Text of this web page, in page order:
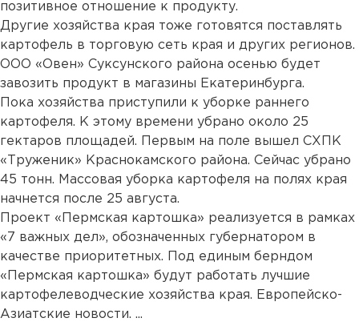
позитивное отношение к продукту.
Другие хозяйства края тоже готовятся поставлять
картофель в торговую сеть края и других регионов.
ООО «Овен» Суксунского района осенью будет
завозить продукт в магазины Екатеринбурга.
Пока хозяйства приступили к уборке раннего
картофеля. К этому времени убрано около 25
гектаров площадей. Первым на поле вышел СХПК
«Труженик» Краснокамского района. Сейчас убрано
45 тонн. Массовая уборка картофеля на полях края
начнется после 25 августа.
Проект «Пермская картошка» реализуется в рамках
«7 важных дел», обозначенных губернатором в
качестве приоритетных. Под единым берндом
«Пермская картошка» будут работать лучшие
картофелеводческие хозяйства края. Европейско-
Азиатские новости. ...